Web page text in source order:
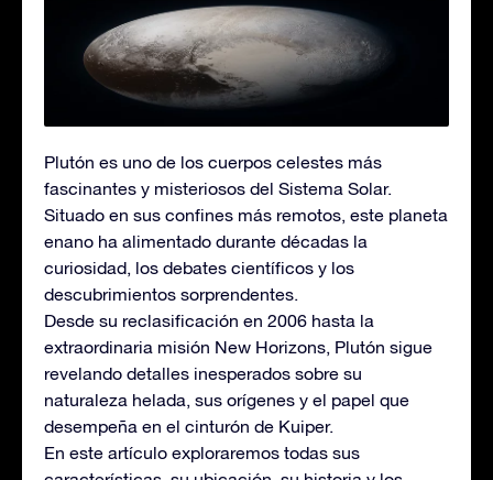
Plutón es uno de los cuerpos celestes más
fascinantes y misteriosos del Sistema Solar.
Situado en sus confines más remotos, este planeta
enano ha alimentado durante décadas la
curiosidad, los debates científicos y los
descubrimientos sorprendentes.
Desde su reclasificación en 2006 hasta la
extraordinaria misión New Horizons, Plutón sigue
revelando detalles inesperados sobre su
naturaleza helada, sus orígenes y el papel que
desempeña en el cinturón de Kuiper.
En este artículo exploraremos todas sus